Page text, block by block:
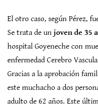
El otro caso, según Pérez,
Se trata de un joven de 35
hospital Goyeneche con
enfermedad Cerebro
Gracias a la aprobación
este muchacho a dos
adulto de 62 años. Este